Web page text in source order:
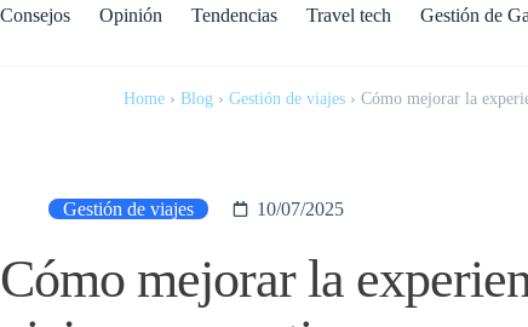
Consejos Opinión Tendencias Travel tech Gestión de
Home › Blog › Gestión de viajes › Cómo mejorar la
Gestión de viajes 10/07/2025
Cómo mejorar la